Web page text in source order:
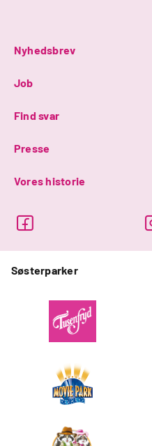
Nyhedsbrev
Job
Find svar
Presse
Vores historie
Søsterparker